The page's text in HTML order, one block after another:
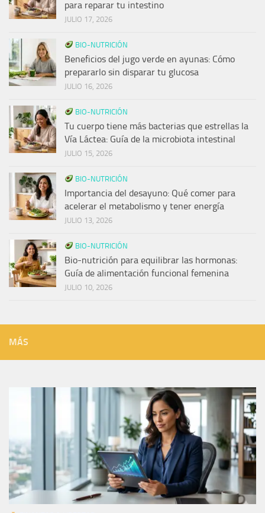
para reparar tu intestino
JULIO 17, 2026
BIO-NUTRICIÓN
Beneficios del jugo verde en ayunas: Cómo
prepararlo sin disparar tu glucosa
JULIO 16, 2026
BIO-NUTRICIÓN
Tu cuerpo tiene más bacterias que estrellas la
Vía Láctea: Guía de la microbiota intestinal
JULIO 15, 2026
BIO-NUTRICIÓN
Importancia del desayuno: Qué comer para
acelerar el metabolismo y tener energía
JULIO 13, 2026
BIO-NUTRICIÓN
Bio-nutrición para equilibrar las hormonas:
Guía de alimentación funcional femenina
JULIO 10, 2026
MÁS